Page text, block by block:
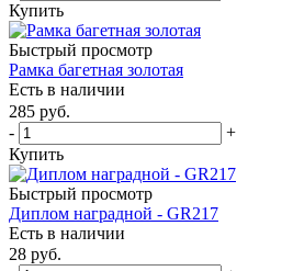
Купить
Быстрый просмотр
Рамка багетная золотая
Есть в наличии
285 руб.
-
+
Купить
Быстрый просмотр
Диплом наградной - GR217
Есть в наличии
28 руб.